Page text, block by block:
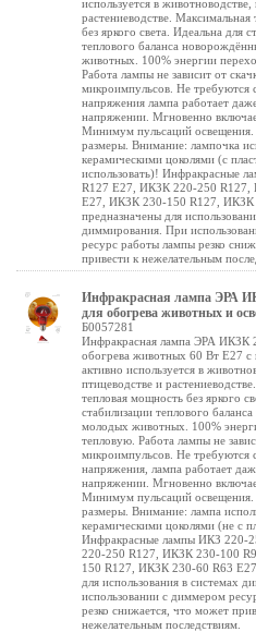
используется в животноводстве,
растениеводстве. Максимальная
без яркого света. Идеальна для
теплового баланса
животных. 100% энергии
Работа лампы не зависит от
микроимпульсов. Не требуются
напряжения лампа работает
напряжении. Мгновенно
Минимум пульсаций освещения.
размеры. Внимание: лампочка
керамическими цоколями (с
использовать)! Инфракрасные
R127 E27, ИКЗК 220-250 R127,
E27, ИКЗК 230-150 R127, ИКЗК
предназначены для
диммирования. При
ресурс работы лампы резко
привести к нежелательным
Инфракрасная лампа ЭРА
для обогрева животных и
Б0057281
Инфракрасная лампа ЭРА ИКЗК
обогрева животных 60 Вт Е27 с
активно используется в
птицеводстве и
тепловая мощность без яркого
стабилизации теплового
молодых животных. 100%
тепловую. Работа лампы не
микроимпульсов. Не требуются
напряжения, лампа работает
напряжении. Мгновенно
Минимум пульсаций освещения.
размеры. Внимание: лампа
керамическими цоколями (не с
Инфракрасные лампы ИКЗ 220-
220-250 R127, ИКЗК 230-100
150 R127, ИКЗК 230-60 R63 Е27
для использования в системах
использовании с диммером
резко снижается, что может
нежелательным последствиям.